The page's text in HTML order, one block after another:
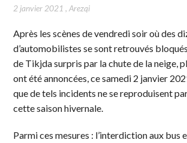
2 janvier 2021 ,Arezqi
Après les scènes de vendredi soir où des
d’automobilistes se sont retrouvés
de Tikjda surpris par la chute de la neige,
ont été annoncées, ce samedi 2 janvier
que de tels incidents ne se reproduisent
cette saison hivernale.
Parmi ces mesures : l’interdiction aux bus